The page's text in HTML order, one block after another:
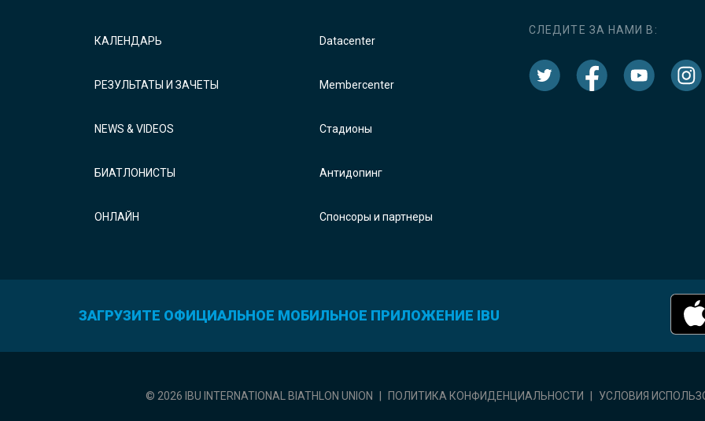
КАЛЕНДАРЬ
РЕЗУЛЬТАТЫ И ЗАЧЕТЫ
NEWS & VIDEOS
БИАТЛОНИСТЫ
ОНЛАЙН
Datacenter
Membercenter
Стадионы
Антидопинг
Спонсоры и партнеры
СЛЕДИТЕ ЗА НАМИ В:
ЗАГРУЗИТЕ ОФИЦИАЛЬНОЕ МОБИЛЬНОЕ ПРИЛОЖЕНИЕ IBU
© 2026 IBU INTERNATIONAL BIATHLON UNION | ПОЛИТИКА КОНФИДЕНЦИАЛЬНОСТИ | УСЛОВИЯ